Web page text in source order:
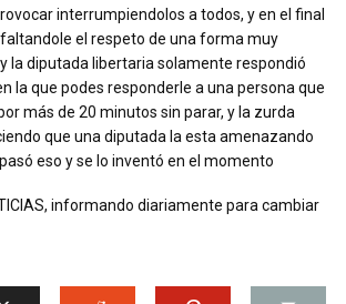
interrumpiendolos a todos, y en el final
el respeto de una forma muy
la diputada libertaria solamente respondió
la que podes responderle a una persona que
más de 20 minutos sin parar, y la zurda
que una diputada la esta amenazando
eso y se lo inventó en el momento
informando diariamente para cambiar